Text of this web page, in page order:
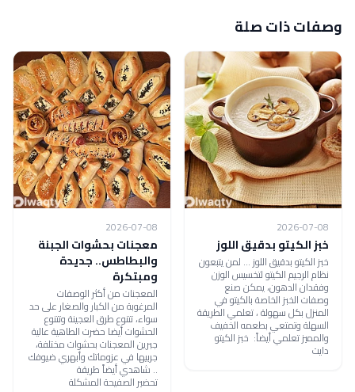
وصفات ذات صلة
2026-07-08
خبز الكيتو بدقيق اللوز
خبز الكيتو بدقيق اللوز ... لمن يتبعون
نظام الرجيم الكيتو لتخسيس الوزن
وفقدان الدهون، يمكن صنع
وصفات الخبز الخاصة بالكيتو في
المنزل بكل سهولة ، تعلمي الطريقة
السهلة وتمتعي بطعمه الخفيف
والمميز تعلمي أيضاً: خبز الكيتو
دايت
2026-07-08
معجنات بحشوات الجبنة
والبطاطس.. جديدة
ومبتكرة
المعجنات من أكثر الوصفات
المرغوبة من الكبار والصغار على حد
سواء، تتنوع طرق العجينة وتتنوع
الحشوات أيضا حضرت الطاهية عالية
جبرين المعجنات بحشوات مختلفة،
جربيها في عزوماتك وأبهري ضيوفك
.. شاهدي أيضاً طريقة
تحضير الصفيحة المشكلة